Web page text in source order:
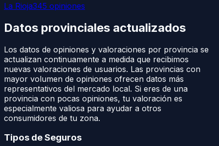
La Rioja345 opiniones
Datos provinciales actualizados
Los datos de opiniones y valoraciones por provincia se
actualizan continuamente a medida que recibimos
nuevas valoraciones de usuarios. Las provincias con
mayor volumen de opiniones ofrecen datos más
representativos del mercado local. Si eres de una
provincia con pocas opiniones, tu valoración es
especialmente valiosa para ayudar a otros
consumidores de tu zona.
Tipos de Seguros